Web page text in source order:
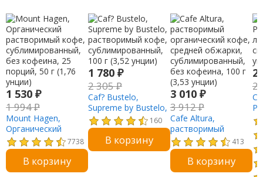
1 530 ₽
1 994₽
Mount Hagen,
Органический
растворимый кофе,
сублимированный,
без кофеина, 25
порций, 50 г (1,76
7738
В корзину
1 780 ₽
2 305₽
Caf? Bustelo,
Supreme by Bustelo,
растворимый кофе,
сублимированный,
100 г (3,52 унции)
160
В корзину
3 010 ₽
3 912₽
Cafe Altura,
растворимый
органический кофе,
средней обжарки,
сублимированный,
без кофеина, 100 г
413
В корзину
2
2